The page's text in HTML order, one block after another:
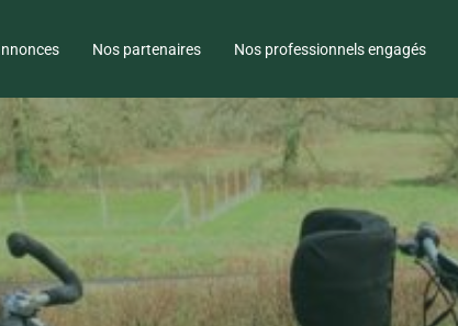
Nos partenaires Nos professionnels engagés